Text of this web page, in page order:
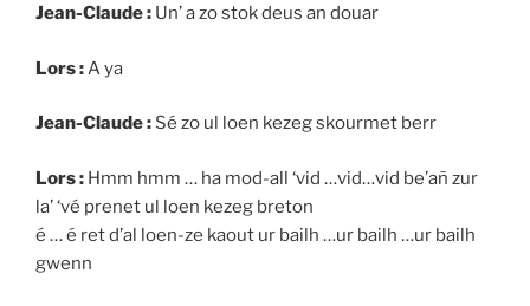
Jean-Claude : Un’ a zo stok deus an douar
Lors :A ya
Jean-Claude : Sé zo ul loen kezeg skourmet berr
Lors : Hmm hmm … ha mod-all ‘vid …vid…vid be’añ zur
la’ ‘vé prenet ul loen kezeg breton
é … é ret d’al loen-ze kaout ur bailh …ur bailh …ur bailh
gwenn